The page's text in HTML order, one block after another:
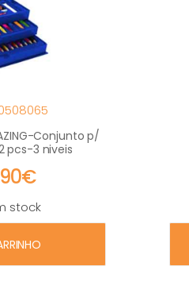
Conjunto p/
pcs-3 niveis
stock